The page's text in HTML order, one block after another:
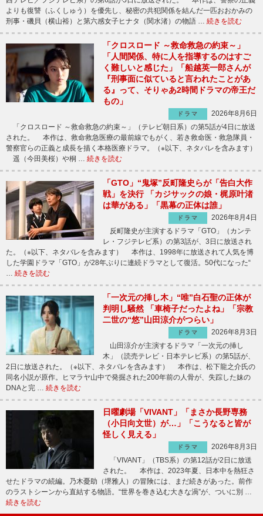
よりも復讐（ふくしゅう）を優先し、秘密の共犯関係を結んだ一匹おおかみの
刑事・磯貝（横山裕）と第六感女子ヒナタ（関水渚）の物語 … 続きを読む
「クロスロード ～救命救急の約束～」
「人間関係、特に人を指導するのはすご
く難しいと感じた」「船越英一郎さんが
『刑事面に似ていると言われたことがあ
る』って、そりゃあ2時間ドラマの帝王だ
もの」
ドラマ
2026年8月6日
「クロスロード ～救命救急の約束～」（テレビ朝日系）の第5話が4日に放送
された。 本作は、救命救急医療の最前線でもがく、若き救命医・救急隊員・
警察官らの正義と成長を描く本格医療ドラマ。（※以下、ネタバレを含みます）
遥（今田美桜）や桐 … 続きを読む
「GTO」“鬼塚”反町隆史らが「告白大作
戦」を決行 「カジサックの娘・梶原叶渚
は華がある」「黒幕の正体は誰」
ドラマ
2026年8月4日
反町隆史が主演するドラマ「GTO」（カンテ
レ・フジテレビ系）の第3話が、3日に放送され
た。（※以下、ネタバレを含みます） 本作は、1998年に放送されて人気を博
した学園ドラマ「GTO」が28年ぶりに連続ドラマとして復活。50代になった“
続きを読む
「一次元の挿し木」“唯”白石聖の正体が
判明し騒然 「車椅子だったよね」「宗教
二世の“悠”山田涼介がつらい」
ドラマ
2026年8月3日
山田涼介が主演するドラマ「一次元の挿し
木」（読売テレビ・日本テレビ系）の第5話が、
2日に放送された。（※以下、ネタバレを含みます） 本作は、松下龍之介氏の
同名小説が原作。ヒマラヤ山中で発掘された200年前の人骨が、失踪した妹の
DNAと完 … 続きを読む
日曜劇場「VIVANT」「まさか長野専務
（小日向文世）が…」「こうなると皆が
怪しく見える」
ドラマ
2026年8月3日
「VIVANT」（TBS系）の第12話が2日に放送
された。 本作は、2023年夏、日本中を熱狂さ
せたドラマの続編。乃木憂助（堺雅人）の冒険には、まだ続きがあった。前作
のラストシーンから直結する物語。“世界を巻き込む大きな渦”が、ついに別 …
続きを読む